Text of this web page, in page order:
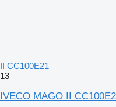
II CC100E21
13
IVECO MAGO II